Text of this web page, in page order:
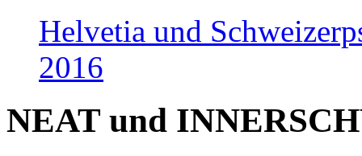
Helvetia und
2016
NEAT und